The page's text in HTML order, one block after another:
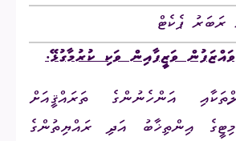
ޕެކެޓް
ވަޒީފާއިން ވަކި ކުރުމާގުޅޭ.
އަންހެނުންގެ ތަރައްޤީއަށް
އިންތިޚާބު އަދި ރައްޔިތުންގެ